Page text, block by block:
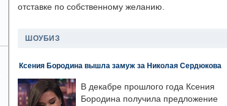
отставке по собственному желанию.
ШОУБИЗ
Ксения Бородина вышла замуж за Николая Сердюкова
В декабре прошлого года Ксения
Бородина получила предложение